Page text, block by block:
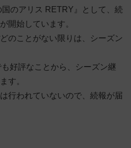
のアリス RETRY』として、続
開始しています。
のことがない限りは、シーズン
好評なことから、シーズン継
す。
行われていないので、続報が届